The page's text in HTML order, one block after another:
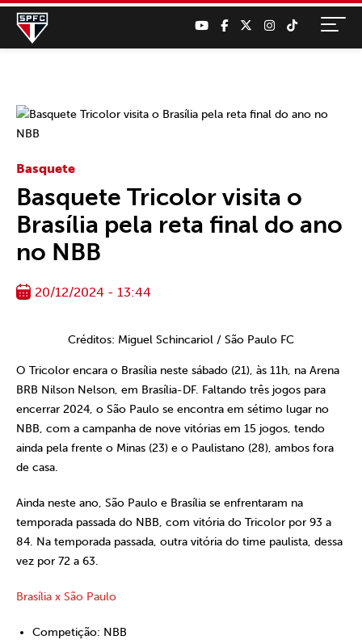
Basquete
Basquete Tricolor visita o
Brasília pela reta final do ano
no NBB
20/12/2024 - 13:44
Créditos: Miguel Schincariol / São Paulo FC
O Tricolor encara o Brasília neste sábado (21), às 11h, na Arena
BRB Nilson Nelson, em Brasília-DF. Faltando três jogos para
encerrar 2024, o São Paulo se encontra em sétimo lugar no
NBB, com a campanha de nove vitórias em 15 jogos, tendo
ainda pela frente o Minas (23) e o Paulistano (28), ambos fora
de casa.
Ainda neste ano, São Paulo e Brasília se enfrentaram na
temporada passada do NBB, com vitória do Tricolor por 93 a
84. Na temporada passada, outra vitória do time paulista, dessa
vez por 72 a 63.
Brasília x São Paulo
Competição: NBB